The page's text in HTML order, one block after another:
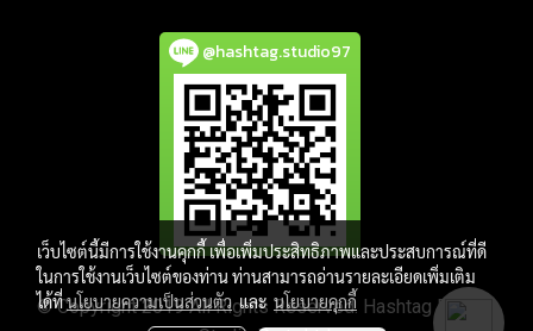
@hashtag.studio97
© Copyright 2019 All Rights Reserved. Hashtag Design
เว็บไซต์นี้มีการใช้งานคุกกี้ เพื่อเพิ่มประสิทธิภาพและประสบการณ์ที่ดี
ในการใช้งานเว็บไซต์ของท่าน ท่านสามารถอ่านรายละเอียดเพิ่มเติม
ได้ที่นโยบายความเป็นส่วนตัวและ นโยบายคุกกี้